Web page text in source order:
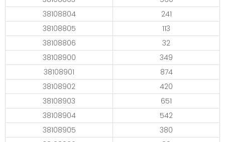
38108804
241
38108805
113
38108806
32
38108900
349
38108901
874
38108902
420
38108903
651
38108904
542
38108905
380